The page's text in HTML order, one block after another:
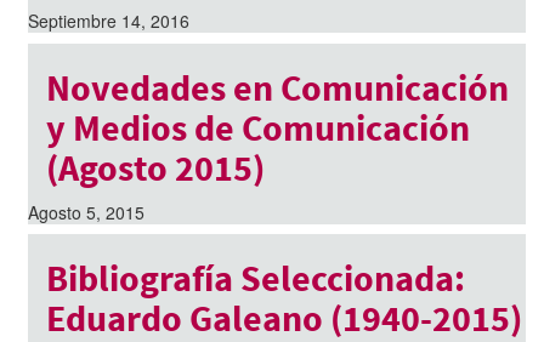
Septiembre 14, 2016
Novedades en Comunicación
y Medios de Comunicación
(Agosto 2015)
Agosto 5, 2015
Bibliografía Seleccionada:
Eduardo Galeano (1940-2015)